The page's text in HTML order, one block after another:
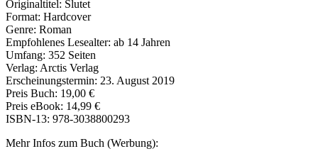
Originaltitel: Slutet
Format: Hardcover
Genre: Roman
Empfohlenes Lesealter: ab 14 Jahren
Umfang: 352 Seiten
Verlag: Arctis Verlag
Erscheinungstermin: 23. August 2019
Preis Buch: 19,00 €
Preis eBook: 14,99 €
ISBN-13: 978-3038800293
Mehr Infos zum Buch (Werbung):